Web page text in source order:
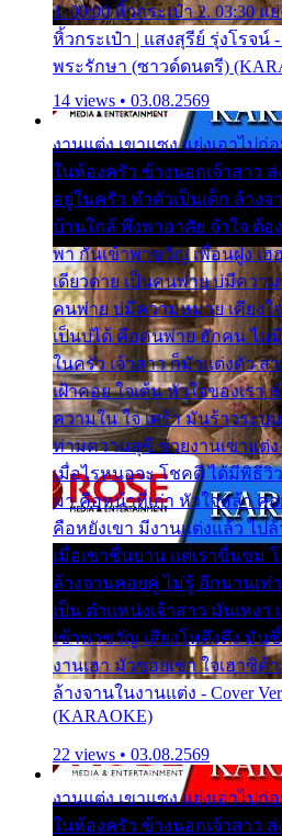
1. 00:00 หิ้วกระเป๋า 2. 03:30 แ
หิ้วกระเป๋า | แสงสุรีย์ รุ่งโรจน์
พระรักษา (ซาวด์ดนตรี)
14 views • 03.08.2569
งานแต่ง เขาแซง แย่งเอาไป
ในห้องครัว ข้างนอกเจ้าสาว ส่
อยู่ในครัว ทำตัวเป็นเด็ก ล้าง
บ้านใกล้ พึ่งพาอาศัย จำใจ ต้อ
พา กันเข้าพาขวัญ เพื่อนฝูง เฮ
เดียวดาย เป็นคนพ่าย บ่มีความ
คนพ่าย บ่มีความหมาย เคียงใจ
เป็นบ่ได้ คือคนพ่าย ฮักคน ไม่
ในครัว เจ้าสาว ก็มัวแต่งตัว สว
เฝ้าคอย ใจเต้น หัวใจของเรา
ความใน ใจ เศร้า มันร้าวระ
ท่ามความสุขี ช่วยงานเขาแต่
เมื่อไรหนอจะ โชคดี ได้มีพิธีวิ
มา คือหน้าที่เก่า หัวใจหล้า ค
คือหยังเขา มีงานแต่งแล้ว ไป
เมื่อเขาชื่นบาน แต่เราขื่นขม
ล้างจานคอยคู่ ไม่รู้ อีกนานเท่
เป็น ตำแหน่งเจ้าสาว มันเหง
เข้าพาขวัญ เสียงโห่ตึงตึง มัน
งานเฮา มัวซอยเขา ใจเฮาซิ
ล้างจานในงานแต่ง - Cover
(KARAOKE)
22 views • 03.08.2569
งานแต่ง เขาแซง แย่งเอาไป
ในห้องครัว ข้างนอกเจ้าสาว ส่